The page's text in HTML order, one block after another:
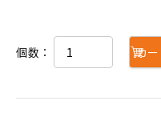
個数： カ